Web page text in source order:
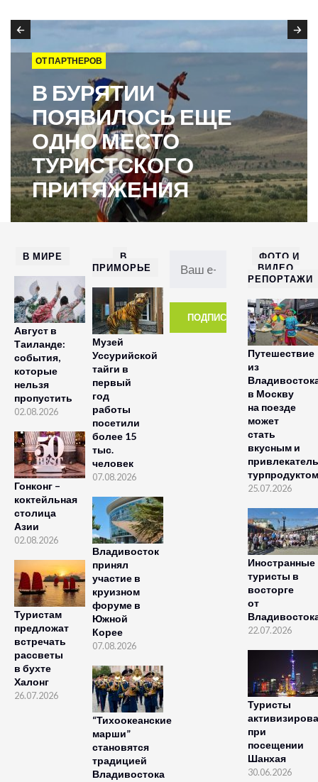
ОТ ПАРТНЕРОВ
В БУРЯТИИ
ПОЯВИЛОСЬ ЕЩЕ
ОДНО МЕСТО
ТУРИСТСКОГО
ПРИТЯЖЕНИЯ
В МИРЕ
Август в
Таиланде:
события,
которые
нельзя
пропустить
02.08.2026
Гонконг –
коктейльная
столица
Азии
02.08.2026
Туристам
предложат
встречать
рассветы
в бухте
Халонг
26.07.2026
В
ПРИМОРЬЕ
Музей
Уссурийской
тайги в
первый
год
работы
посетили
более 15
тыс.
человек
07.08.2026
Владивосток
принял
участие в
круизном
форуме в
Южной
Корее
07.08.2026
“Тихоокеанские
марши”
становятся
традицией
Владивостока
ФОТО И
ВИДЕО
РЕПОРТАЖИ
Путешествие
из
в Москву
на поезде
может
стать
вкусным и
турпродуктом
25.07.2026
Иностранные
туристы в
восторге
от
22.07.2026
Туристы
при
посещении
Шанхая
30.06.2026